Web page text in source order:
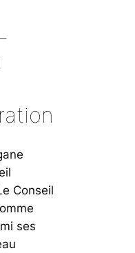
Conseil
ses